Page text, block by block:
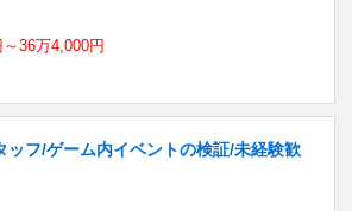
36万4,000円
ッフ/ゲーム内イベントの検証/未経験歓